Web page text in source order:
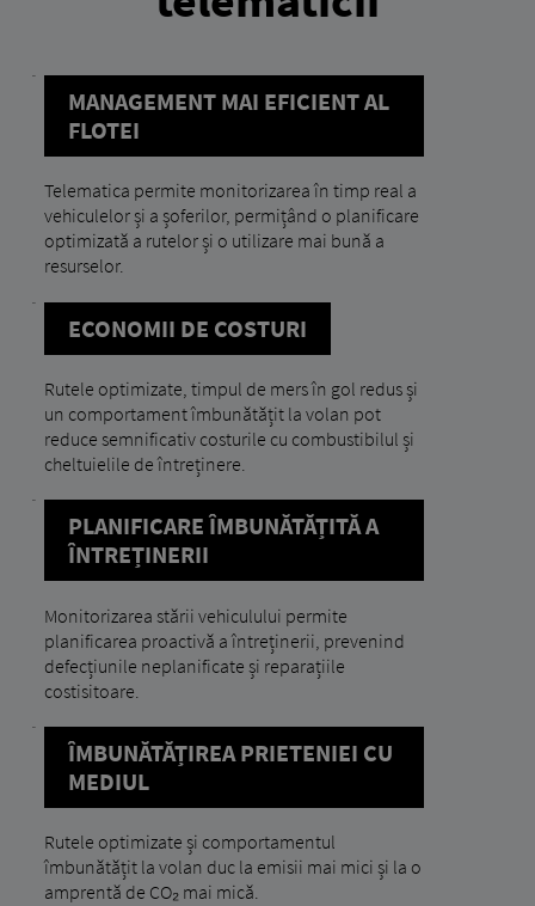
MANAGEMENT MAI EFICIENT AL
FLOTEI
Telematica permite monitorizarea în timp real a
vehiculelor și a șoferilor, permițând o planificare
optimizată a rutelor și o utilizare mai bună a
resurselor.
ECONOMII DE COSTURI
Rutele optimizate, timpul de mers în gol redus și
un comportament îmbunătățit la volan pot
reduce semnificativ costurile cu combustibilul și
cheltuielile de întreținere.
PLANIFICARE ÎMBUNĂTĂȚITĂ A
ÎNTREȚINERII
Monitorizarea stării vehiculului permite
planificarea proactivă a întreținerii, prevenind
defecțiunile neplanificate și reparațiile
costisitoare.
ÎMBUNĂTĂȚIREA PRIETENIEI CU
MEDIUL
Rutele optimizate și comportamentul
îmbunătățit la volan duc la emisii mai mici și la o
amprentă de CO₂ mai mică.